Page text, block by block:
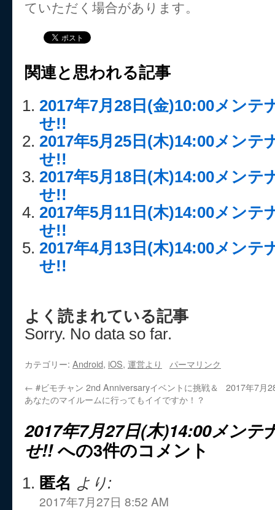
ていただく場合があります。
関連と思われる記事
2017年7月28日(金)10:00メンテ
せ!!
2017年5月25日(木)14:00メンテ
せ!!
2017年5月18日(木)14:00メンテ
せ!!
2017年5月11日(木)14:00メンテ
せ!!
2017年4月13日(木)14:00メンテ
せ!!
よく読まれている記事
Sorry. No data so far.
カテゴリー: Android, iOS, 運営より
パーマリンク
← #ビモチャン 2nd Anniversaryイベントに挑戦＆
あなたのマイルームに行ってもイイですか！？
2017年7月
2017年7月27日(木)14:00メンテ
せ!!への3件のコメント
匿名 より:
2017年7月27日 8:52 AM